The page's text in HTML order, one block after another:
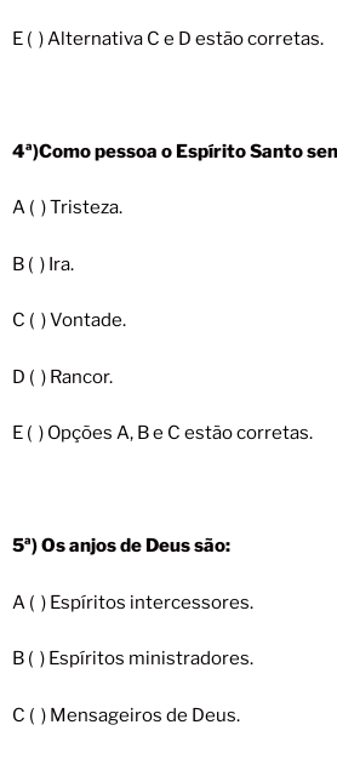
E ( ) Alternativa C e D estão corretas.
4ª)Como pessoa o Espírito Santo
A ( ) Tristeza.
B ( ) Ira.
C ( ) Vontade.
D ( ) Rancor.
E ( ) Opções A, B e C estão corretas.
5ª) Os anjos de Deus são:
A ( ) Espíritos intercessores.
B ( ) Espíritos ministradores.
C ( ) Mensageiros de Deus.